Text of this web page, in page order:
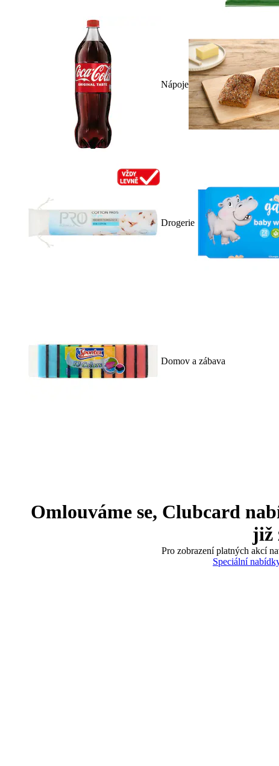
Nápoje
Drogerie
Domov a zábava
Omlouváme se, Clubcard
již
Pro zobrazení platných akcí
Speciální